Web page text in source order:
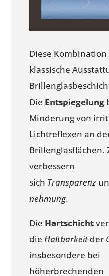
Diese
klassische
Die Entspiegelung
Minderung von
Lichtreflexen an
Brillenglasflächen.
verbessern
sich Transparenz
nehmung.
Die Hartschicht
die Haltbarkeit der
insbesondere bei
höherbrechenden